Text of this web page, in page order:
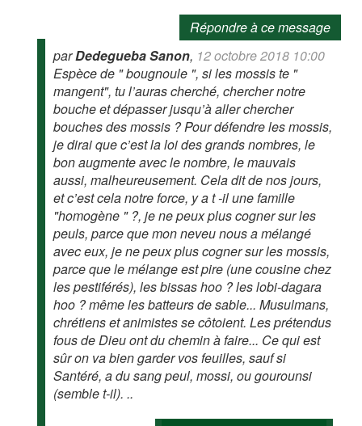
Répondre à ce message
parDedegueba Sanon, 12 octobre 2018 10:00
Espèce de " bougnoule ", si les mossis te "
mangent", tu l’auras cherché, chercher notre
bouche et dépasser jusqu’à aller chercher
bouches des mossis ? Pour défendre les mossis,
je dirai que c’est la loi des grands nombres, le
bon augmente avec le nombre, le mauvais
aussi, malheureusement. Cela dit de nos jours,
et c’est cela notre force, y a t -il une famille
"homogène " ?, je ne peux plus cogner sur les
peuls, parce que mon neveu nous a mélangé
avec eux, je ne peux plus cogner sur les mossis,
parce que le mélange est pire (une cousine chez
les pestiférés), les bissas hoo ? les lobi-dagara
hoo ? même les batteurs de sable... Musulmans,
chrétiens et animistes se côtoient. Les prétendus
fous de Dieu ont du chemin à faire... Ce qui est
sûr on va bien garder vos feuilles, sauf si
Santéré, a du sang peul, mossi, ou gourounsi
(semble t-il). ..